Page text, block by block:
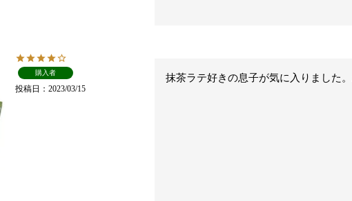
購入者
投稿日 2023/03/15
抹茶ラテ好きの息子が気に入りました